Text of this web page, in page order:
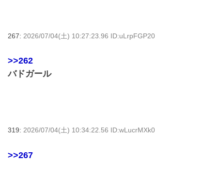
267: 2026/07/04(土) 10:27:23.96 ID:uLrpFGP20
>>262
バドガール
319: 2026/07/04(土) 10:34:22.56 ID:wLucrMXk0
>>267